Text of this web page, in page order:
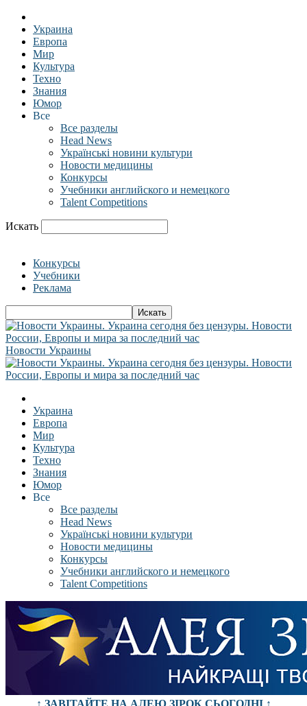
Украина
Европа
Мир
Культура
Техно
Знания
Юмор
Все
Все разделы
Head News
Українські новини культури
Новости медицины
Конкурсы
Учебники английского и немецкого
Talent Competitions
Искать
Конкурсы
Учебники
Реклама
Новости Украины
Украина
Европа
Мир
Культура
Техно
Знания
Юмор
Все
Все разделы
Head News
Українські новини культури
Новости медицины
Конкурсы
Учебники английского и немецкого
Talent Competitions
↑ ЗАВІТАЙТЕ НА АЛЕЮ ЗІРОК СЬОГОДНІ ↑